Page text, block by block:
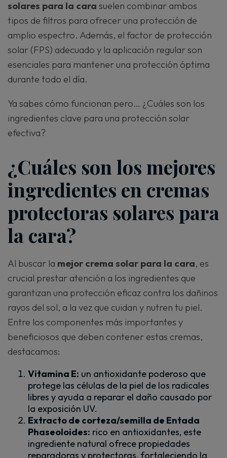
solares para la cara suelen combinar ambos
tipos de filtros para ofrecer una protección de
amplio espectro. Además, el factor de protección
solar (FPS) adecuado y la aplicación regular son
esenciales para mantener una protección óptima
durante todo el día.
Ya sabes cómo funcionan pero… ¿Cuáles son los
ingredientes clave para una protección solar
efectiva?
¿Cuáles son los mejores
ingredientes en cremas
protectoras solares para
la cara?
Al buscar la mejor crema solar para la cara, es
crucial prestar atención a los ingredientes que
garantizan una protección eficaz contra los dañinos
rayos del sol, a la vez que cuidan y nutren tu piel.
Entre los componentes más importantes y
beneficiosos que deben contener estas cremas,
destacamos:
Vitamina E: un antioxidante poderoso que
protege las células de la piel de los radicales
libres y ayuda a reparar el daño causado por
la exposición UV.
Extracto de corteza/semilla de Entada
Phaseoloides: rico en antioxidantes, este
ingrediente natural ofrece propiedades
reparadoras y protectoras, fortaleciendo la